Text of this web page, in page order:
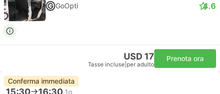
GoOpti 4.6
USD 17
Tasse incluse per adulto
Prenota ora
Conferma immediata
15:30 16:30 1o